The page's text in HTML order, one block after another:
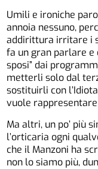
Umili e ironiche
annoia nessuno,
addirittura irritare i
fa un gran parlare e
sposi” dai
metterli solo dal
sostituirli con
vuole rappresentare
Ma altri, un po’ più
l’orticaria ogni
che il Manzoni ha
non lo siamo più,